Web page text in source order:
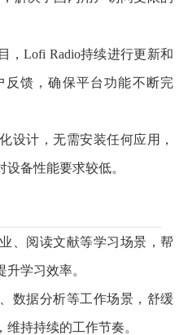
，Lofi Radio持续进行更新和
馈，确保平台功能不断完
设计，无需安装任何应用，
备性能要求较低。
、阅读文献等学习场景，帮
学习效率。
数据分析等工作场景，舒缓
持持续的工作节奏。